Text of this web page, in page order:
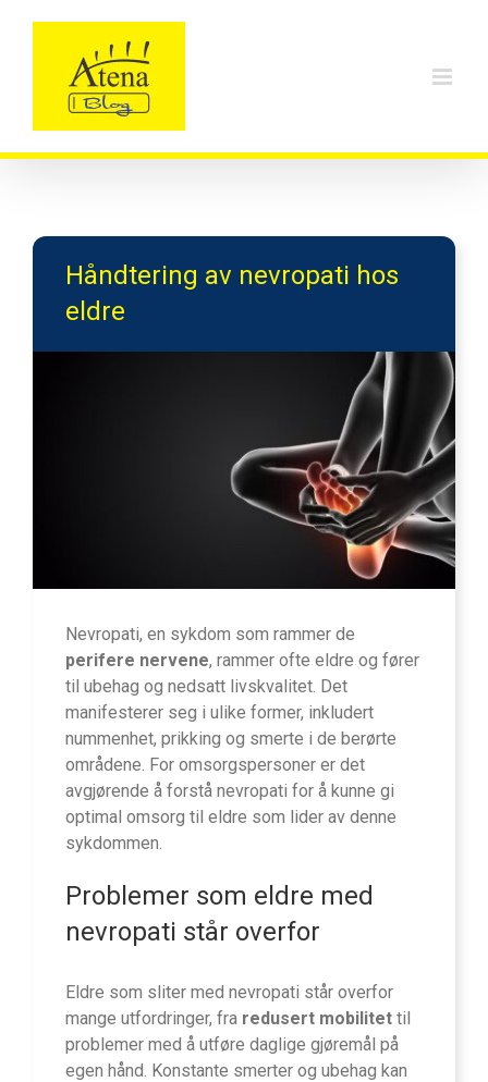
Håndtering av nevropati hos
eldre
Nevropati, en sykdom som rammer de
perifere nervene, rammer ofte eldre og fører
til ubehag og nedsatt livskvalitet. Det
manifesterer seg i ulike former, inkludert
nummenhet, prikking og smerte i de berørte
områdene. For omsorgspersoner er det
avgjørende å forstå nevropati for å kunne gi
optimal omsorg til eldre som lider av denne
sykdommen.
Problemer som eldre med
nevropati står overfor
Eldre som sliter med nevropati står overfor
mange utfordringer, fra redusert mobilitet til
problemer med å utføre daglige gjøremål på
egen hånd. Konstante smerter og ubehag kan